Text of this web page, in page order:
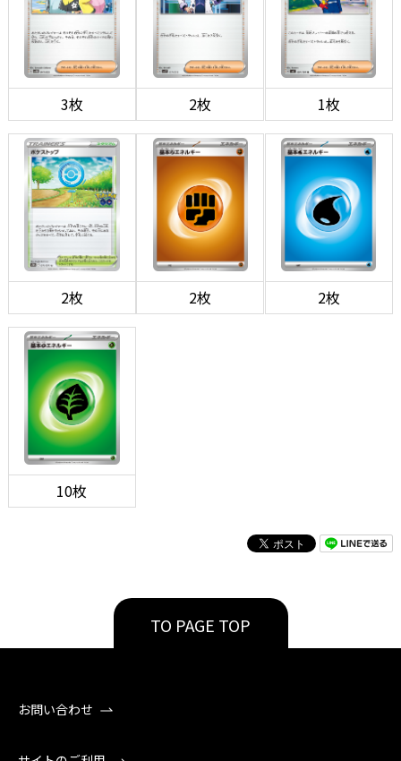
3枚 2枚 1枚
2枚 2枚 2枚
10枚
TO PAGE TOP
お問い合わせ